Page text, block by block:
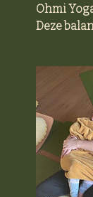
Ohmi
Deze